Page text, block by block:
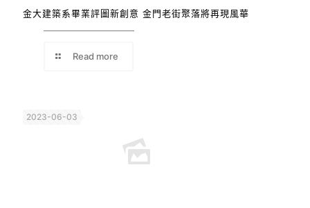
金大建築系畢業評圖新創意 金門老街聚落將再現風華
Read more
2023-06-03